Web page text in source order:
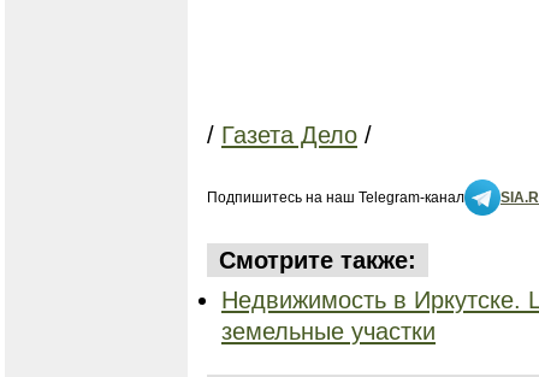
/ Газета Дело /
Подпишитесь на наш Telegram-канал
Смотрите также:
Недвижимость в Иркутске.
земельные участки